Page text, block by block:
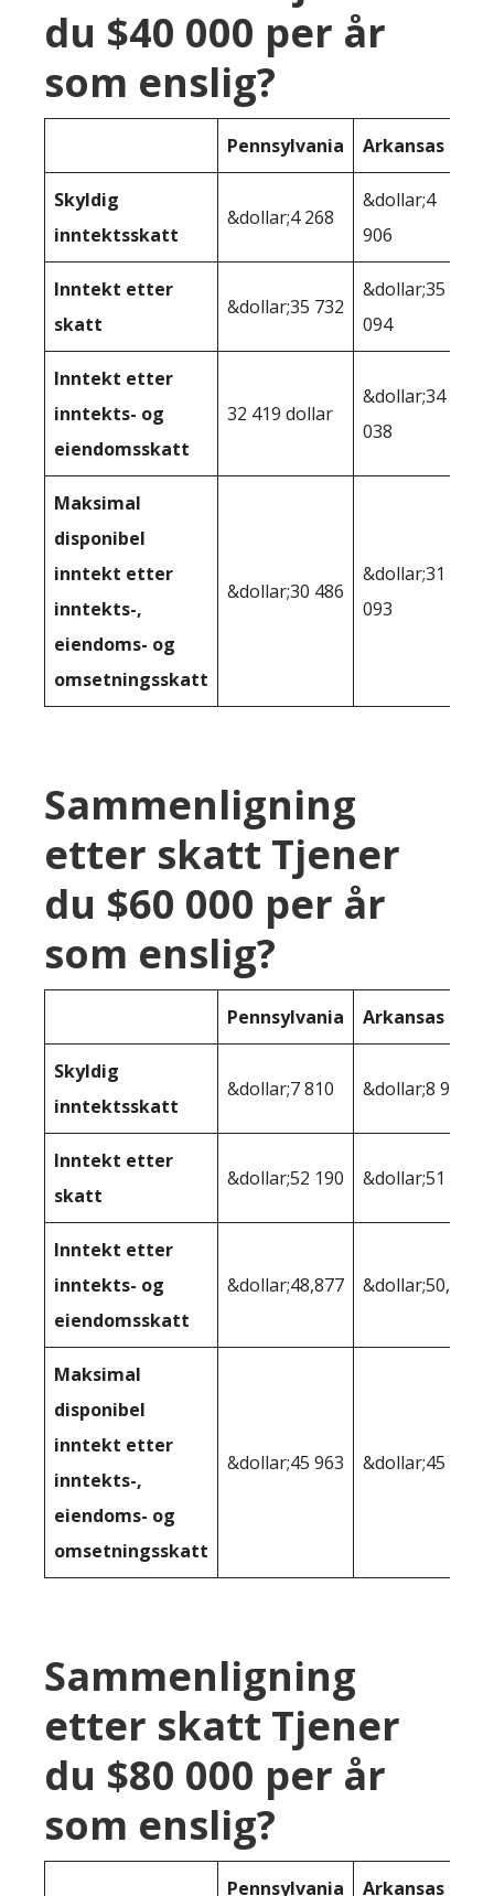
du $40 000 per år
som enslig?
Pennsylvania Arkansas
Skyldig
inntektsskatt
&dollar;4 268
&dollar;4
906
Inntekt etter
skatt
&dollar;35 732
&dollar;35
094
Inntekt etter
inntekts- og
eiendomsskatt
32 419 dollar
&dollar;34
038
Maksimal
disponibel
inntekt etter
inntekts-,
eiendoms- og
omsetningsskatt
&dollar;30 486
&dollar;31
093
Sammenligning
etter skatt Tjener
du $60 000 per år
som enslig?
Pennsylvania Arkansas
Skyldig
inntektsskatt
&dollar;7 810 &dollar;8 933
Inntekt etter
skatt
&dollar;52 190 &dollar;51 067
Inntekt etter
inntekts- og
eiendomsskatt
&dollar;48,877 &dollar;50,011
Maksimal
disponibel
inntekt etter
inntekts-,
eiendoms- og
omsetningsskatt
&dollar;45 963 &dollar;45 684
Sammenligning
etter skatt Tjener
du $80 000 per år
som enslig?
Pennsylvania Arkansas